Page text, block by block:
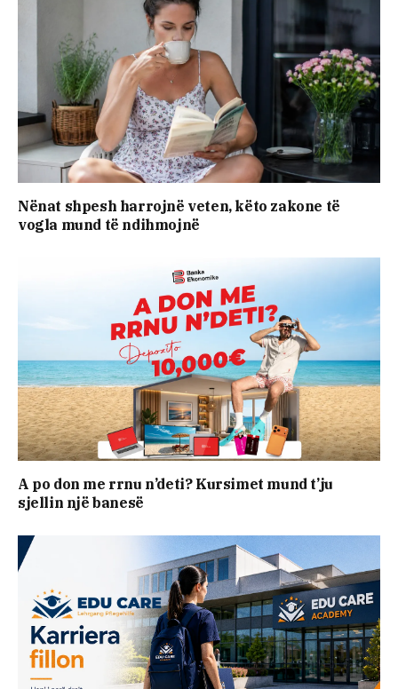
Nënat shpesh harrojnë veten, këto zakone të
vogla mund të ndihmojnë
A po don me rrnu n’deti? Kursimet mund t’ju
sjellin një banesë